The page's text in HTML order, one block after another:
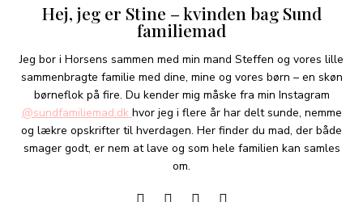
Hej, jeg er Stine – kvinden bag Sund
familiemad
Jeg bor i Horsens sammen med min mand Steffen og vores lille
sammenbragte familie med dine, mine og vores børn – en skøn
børneflok på fire. Du kender mig måske fra min Instagram
@sundfamiliemad.dk hvor jeg i flere år har delt sunde, nemme
og lækre opskrifter til hverdagen. Her finder du mad, der både
smager godt, er nem at lave og som hele familien kan samles
om.